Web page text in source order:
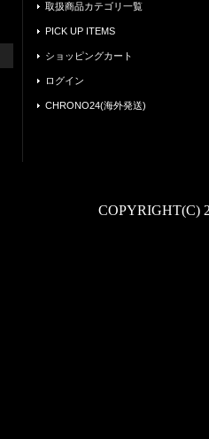
取扱商品カテゴリ一覧
PICK UP ITEMS
ショッピングカート
ログイン
CHRONO24(海外発送)
COPYRIGHT(C)